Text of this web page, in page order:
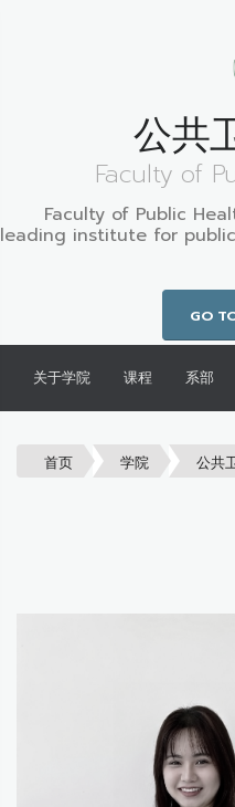
公共
Faculty of
Faculty of Public
leading institute for
GO
关于学院 课程 系部
首页 学院 公共